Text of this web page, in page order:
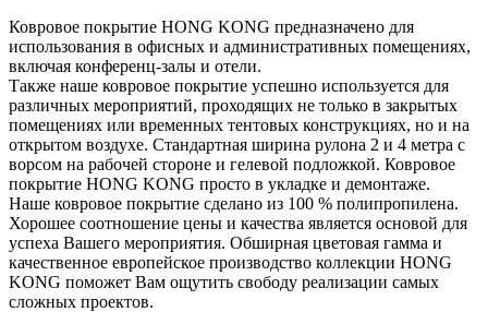
Ковровое покрытие HONG KONG предназначено для
использования в офисных и административных помещениях,
включая конференц-залы и отели.
Также наше ковровое покрытие успешно используется для
различных мероприятий, проходящих не только в закрытых
помещениях или временных тентовых конструкциях, но и на
открытом воздухе. Стандартная ширина рулона 2 и 4 метра с
ворсом на рабочей стороне и гелевой подложкой. Ковровое
покрытие HONG KONG просто в укладке и демонтаже.
Наше ковровое покрытие сделано из 100 % полипропилена.
Хорошее соотношение цены и качества является основой для
успеха Вашего мероприятия. Обширная цветовая гамма и
качественное европейское производство коллекции HONG
KONG поможет Вам ощутить свободу реализации самых
сложных проектов.